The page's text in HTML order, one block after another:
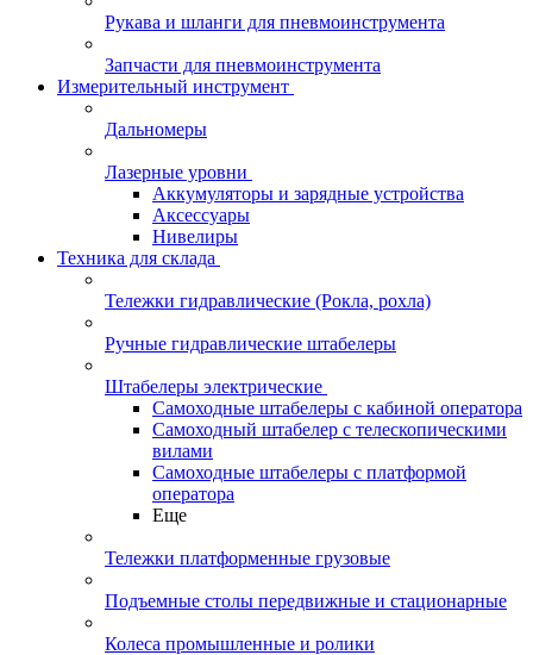
Рукава и шланги для пневмоинструмента
Запчасти для пневмоинструмента
Измерительный инструмент
Дальномеры
Лазерные уровни
Аккумуляторы и зарядные устройства
Аксессуары
Нивелиры
Техника для склада
Тележки гидравлические (Рокла, рохла)
Ручные гидравлические штабелеры
Штабелеры электрические
Самоходные штабелеры с кабиной оператора
Самоходный штабелер с телескопическими
вилами
Самоходные штабелеры с платформой
оператора
Еще
Тележки платформенные грузовые
Подъемные столы передвижные и стационарные
Колеса промышленные и ролики